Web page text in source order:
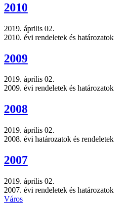
2010
2019. április 02.
2010. évi rendeletek és határozatok
2009
2019. április 02.
2009. évi rendeletek és határozatok
2008
2019. április 02.
2008. évi határozatok és rendeletek
2007
2019. április 02.
2007. évi rendeletek és határozatok
Város